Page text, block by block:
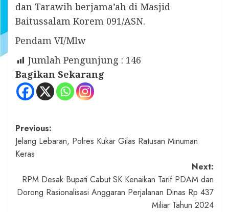
dan Tarawih berjama’ah di Masjid
Baitussalam Korem 091/ASN.
Pendam VI/Mlw
Jumlah Pengunjung : 146
Bagikan Sekarang
Post
navigation
Previous:
Jelang Lebaran, Polres Kukar Gilas Ratusan Minuman
Keras
Next:
RPM Desak Bupati Cabut SK Kenaikan Tarif PDAM dan
Dorong Rasionalisasi Anggaran Perjalanan Dinas Rp 437
Miliar Tahun 2024